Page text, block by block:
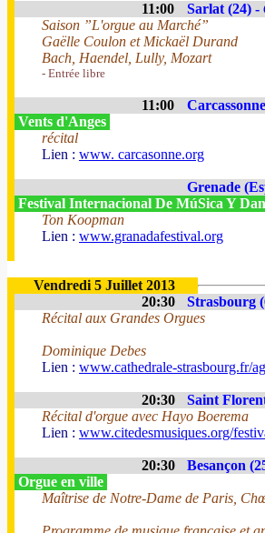
11:00 Sarlat (24) -
Saison ”L'orgue au Marché”
Gaëlle Coulon et Mickaël Durand
Bach, Haendel, Lully, Mozart
- Entrée libre
11:00
Vents d'Anges
récital
Lien : www. carcasonne.org
Grenade
Festival Internacional De MúSica Y
Ton Koopman
Lien : www.granadafestival.org
Vendredi 5 Juillet 2013
20:30
Strasbourg
Récital aux Grandes Orgues
Dominique Debes
Lien : www.cathedrale-strasbourg.fr/
20:30
Saint
Récital d'orgue avec Hayo Boerema
Lien : www.citedesmusiques.org/
20:30 Besançon
Orgue en ville
Maîtrise de Notre-Dame de Paris,